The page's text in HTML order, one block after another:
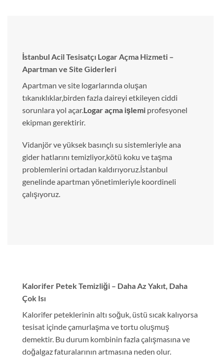
İstanbul Acil Tesisatçı Logar Açma Hizmeti –
Apartman ve Site Giderleri
Apartman ve site logarlarında oluşan
tıkanıklıklar,birden fazla daireyi etkileyen ciddi
sorunlara yol açar.Logar açma işlemi profesyonel
ekipman gerektirir.
Vidanjör ve yüksek basınçlı su sistemleriyle ana
gider hatlarını temizliyor,kötü koku ve taşma
problemlerini ortadan kaldırıyoruz.İstanbul
genelinde apartman yönetimleriyle koordineli
çalışıyoruz.
Kalorifer Petek Temizliği – Daha Az Yakıt, Daha
Çok Isı
Kalorifer peteklerinin altı soğuk, üstü sıcak kalıyorsa
tesisat içinde çamurlaşma ve tortu oluşmuş
demektir. Bu durum kombinin fazla çalışmasına ve
doğalgaz faturalarının artmasına neden olur.